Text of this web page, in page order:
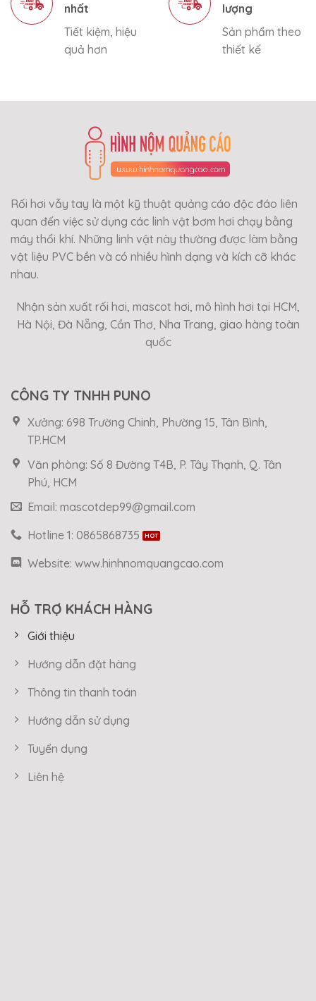
nhất
Tiết kiệm, hiệu
quả hơn
lượng
Sản phẩm theo
thiết kế
Rối hơi vẫy tay là một kỹ thuật quảng cáo độc đáo liên
quan đến việc sử dụng các linh vật bơm hơi chạy bằng
máy thổi khí. Những linh vật này thường được làm bằng
vật liệu PVC bền và có nhiều hình dạng và kích cỡ khác
nhau.
Nhận sản xuất rối hơi, mascot hơi, mô hình hơi tại HCM,
Hà Nội, Đà Nẵng, Cần Thơ, Nha Trang, giao hàng toàn
quốc
CÔNG TY TNHH PUNO
Xưởng: 698 Trường Chinh, Phường 15, Tân Bình,
TP.HCM
Văn phòng: Số 8 Đường T4B, P. Tây Thạnh, Q. Tân
Phú, HCM
Email: mascotdep99@gmail.com
Hotline 1: 0865868735
Website: www.hinhnomquangcao.com
HỖ TRỢ KHÁCH HÀNG
Giới thiệu
Hướng dẫn đặt hàng
Thông tin thanh toán
Hướng dẫn sử dụng
Tuyển dụng
Liên hệ